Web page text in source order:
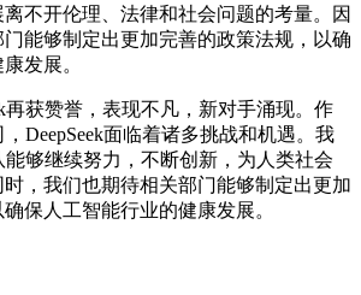
不开伦理、法律和社会问题的考量。因
能够制定出更加完善的政策法规，以确
发展。
获赞誉，表现不凡，新对手涌现。作
DeepSeek面临着诸多挑战和机遇。我
能够继续努力，不断创新，为人类社会
，我们也期待相关部门能够制定出更加
保人工智能行业的健康发展。